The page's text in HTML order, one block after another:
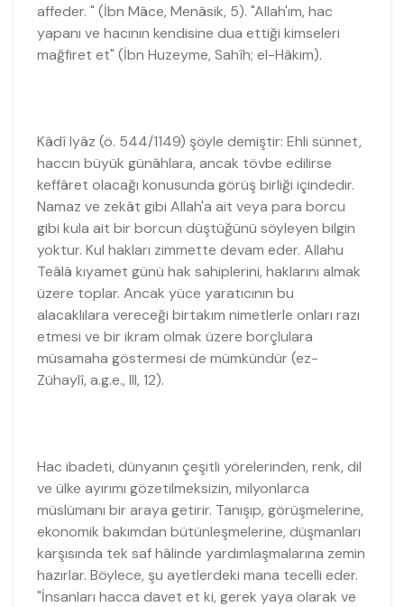
affeder. " (İbn Mâce, Menâsik, 5). "Allah'ım, hac
yapanı ve hacının kendisine dua ettiği kimseleri
mağfiret et" (İbn Huzeyme, Sahîh; el-Hâkim).
Kâdî Iyâz (ö. 544/1149) şöyle demiştir: Ehli sünnet,
haccın büyük günâhlara, ancak tövbe edilirse
keffâret olacağı konusunda görüş birliği içindedir.
Namaz ve zekât gibi Allah'a ait veya para borcu
gibi kula ait bir borcun düştüğünü söyleyen bilgin
yoktur. Kul hakları zimmette devam eder. Allahu
Teâlâ kıyamet günü hak sahiplerini, haklarını almak
üzere toplar. Ancak yüce yaratıcının bu
alacaklılara vereceği birtakım nimetlerle onları razı
etmesi ve bir ikram olmak üzere borçlulara
müsamaha göstermesi de mümkündür (ez-
Zühaylî, a.g.e., III, 12).
Hac ibadeti, dünyanın çeşitli yörelerinden, renk, dil
ve ülke ayırımı gözetilmeksizin, milyonlarca
müslümanı bir araya getirir. Tanışıp, görüşmelerine,
ekonomik bakımdan bütünleşmelerine, düşmanları
karşısında tek saf hâlinde yardımlaşmalarına zemin
hazırlar. Böylece, şu ayetlerdeki mana tecelli eder.
"İnsanları hacca davet et ki, gerek yaya olarak ve